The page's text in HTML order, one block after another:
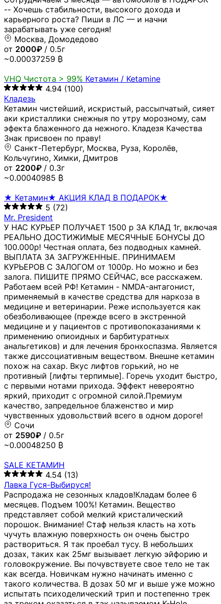
-- Хочешь стабильности, высокого дохода и
карьерного роста? Пиши в ЛС — и начни
зарабатывать уже сегодня!
Москва, Домодедово
от 2000₽ / 0.5г
~0.00037259 ₿
VHQ Чистота > 99% Кетамин / Ketamine
4.94 (100)
Кладезь
Кетамин чистейший, искристый, рассыпчатый, сияет
аки кристаллики снежныя по утру морозному, сам
эфекта блаженного да нежного. Кладезя Качества
Знак присвоен по праву!
Санкт-Петербург, Москва, Руза, Королёв,
Кольчугино, Химки, Дмитров
от 2200₽ / 0.3г
~0.00040985 ₿
★ Кетамин★ АКЦИЯ КЛАД В ПОДАРОК★
5 (72)
Mr. President
У НАС КУРЬЕР ПОЛУЧАЕТ 1500 р ЗА КЛАД 1г, включая
РЕАЛЬНО ДОСТИЖИМЫЕ МЕСЯЧНЫЕ БОНУСЫ ДО
100.000р! Честная оплата, без подводных камней.
ВЫПЛАТА ЗА ЗАГРУЖЕННЫЕ. ПРИНИМАЕМ
КУРЬЕРОВ С ЗАЛОГОМ от 1000р. Но можно и без
залога. ПИШИТЕ ПРЯМО СЕЙЧАС, все расскажем.
Работаем всей РФ! Кетамин - NMDA-антагонист,
применяемый в качестве средства для наркоза в
медицине и ветеринарии. Реже используется как
обезболивающее (прежде всего в экстренной
медицине и у пациентов с противопоказаниями к
применению опиоидных и барбитуратных
анальгетиков) и для лечения бронхоспазма. Является
также диссоциативным веществом. Внешне кетамин
похож на сахар. Вкус лифтов горький, но не
противный [лифты терпимые]. Горечь уходит быстро,
с первыми нотами прихода. Эффект невероятно
яркий, приходит с огромной силой.Премиум
качество, запредельное блаженство и мир
чувственных удовольствий всего в одном дороге!
Сочи
от 2590₽ / 0.5г
~0.00048250 ₿
SALE КЕТАМИН
4.54 (13)
Лавка Гуся-Выбируся!
Распродажа не сезонных кладов!Кладам более 6
месяцев. Подъем 100%! Кетамин. Вещество
представляет собой мелкий кристалический
порошок. Внимание! Стаф нельзя класть на хоть
чучуть влажную поверхность он очень быстро
раствориться. Я так проебал тусу. В небольших
дозах, таких как 25мг вызывает легкую эйфорию и
головокружение. Вы почувствуете свое тело не так
как всегда. Новичкам нужно начинать именно с
такого количества. В дозах 50 мг и выше уже можно
испытать психоделический трип и постепенно трек